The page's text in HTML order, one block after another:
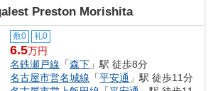
Preston Morishita
敷0 礼0
6.5万円
名鉄瀬戸線 「森下 」駅 徒歩8分
名古屋市営名城線 「平安通 」駅 徒歩11分